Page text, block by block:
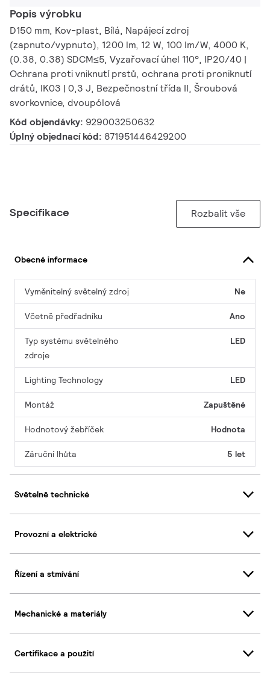
Popis výrobku
D150 mm, Kov-plast, Bílá, Napájecí zdroj
(zapnuto/vypnuto), 1200 lm, 12 W, 100 lm/W, 4000 K,
(0.38, 0.38) SDCM≤5, Vyzařovací úhel 110°, IP20/40 |
Ochrana proti vniknutí prstů, ochrana proti proniknutí
drátů, IK03 | 0,3 J, Bezpečnostní třída II, Šroubová
svorkovnice, dvoupólová
Kód objendávky: 929003250632
Úplný objednací kód: 871951446429200
Specifikace Rozbalit vše
Obecné informace
Vyměnitelný světelný zdroj Ne
Včetně předřadníku Ano
Typ systému světelného
zdroje
LED
Lighting Technology LED
Montáž Zapuštěné
Hodnotový žebříček Hodnota
Záruční lhůta 5 let
Světelně technické
Provozní a elektrické
Řízení a stmívání
Mechanické a materiály
Certifikace a použití